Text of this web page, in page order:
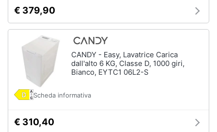
tutti
Elettrodomestici
offerta
Frigoriferi
offerta
offerta
€ 379,90
CANDY - Easy, Lavatrice Carica
dall'alto 6 KG, Classe D, 1000 giri,
Bianco, EYTC1 06L2-S
Scheda informativa
€ 310,40